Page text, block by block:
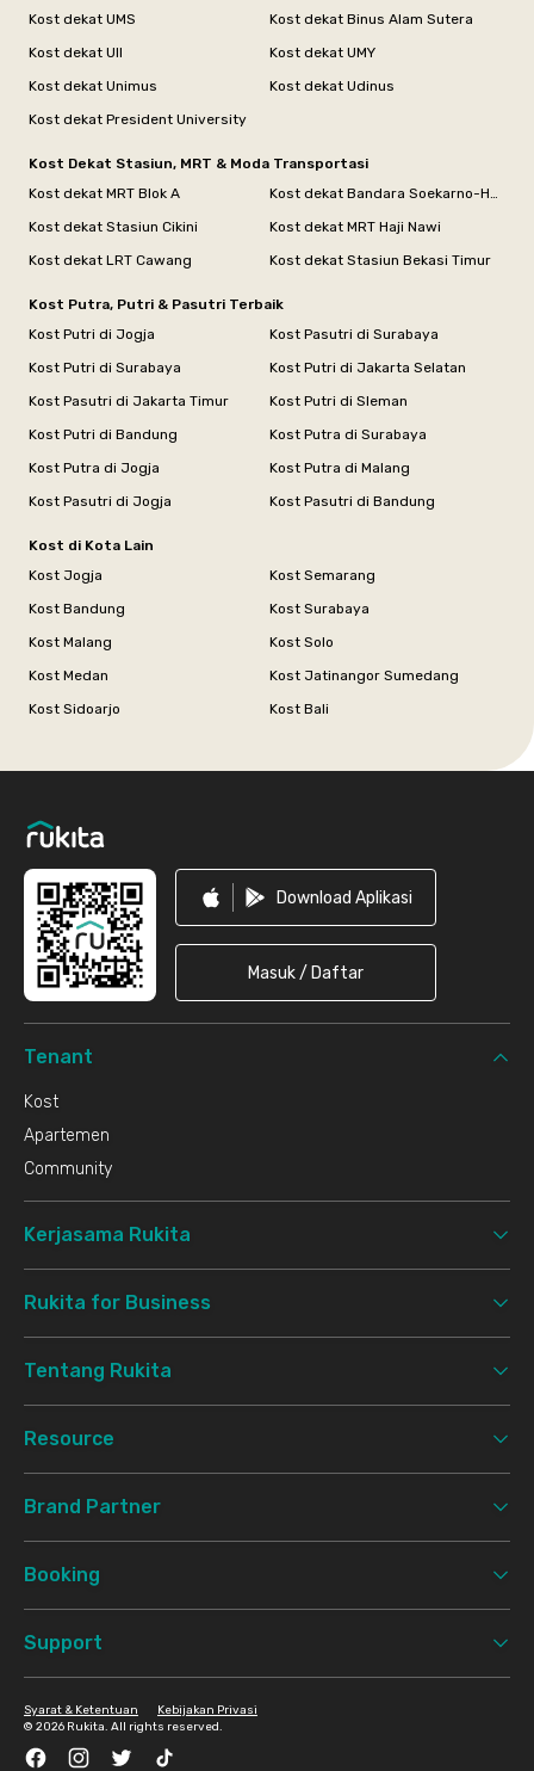
Kost dekat UMS
Kost dekat Binus Alam Sutera
Kost dekat UII
Kost dekat UMY
Kost dekat Unimus
Kost dekat Udinus
Kost dekat President University
Kost Dekat Stasiun, MRT & Moda Transportasi
Kost dekat MRT Blok A
Kost dekat Bandara Soekarno-Hatta
Kost dekat Stasiun Cikini
Kost dekat MRT Haji Nawi
Kost dekat LRT Cawang
Kost dekat Stasiun Bekasi Timur
Kost Putra, Putri & Pasutri Terbaik
Kost Putri di Jogja
Kost Pasutri di Surabaya
Kost Putri di Surabaya
Kost Putri di Jakarta Selatan
Kost Pasutri di Jakarta Timur
Kost Putri di Sleman
Kost Putri di Bandung
Kost Putra di Surabaya
Kost Putra di Jogja
Kost Putra di Malang
Kost Pasutri di Jogja
Kost Pasutri di Bandung
Kost di Kota Lain
Kost Jogja
Kost Semarang
Kost Bandung
Kost Surabaya
Kost Malang
Kost Solo
Kost Medan
Kost Jatinangor Sumedang
Kost Sidoarjo
Kost Bali
Download Aplikasi
Masuk / Daftar
Tenant
Kost
Apartemen
Community
Kerjasama Rukita
Rukita for Business
Tentang Rukita
Resource
Brand Partner
Booking
Support
© 2026 Rukita. All rights reserved.
Syarat & Ketentuan Kebijakan Privasi
FacebookInstagramTwitter TikTok